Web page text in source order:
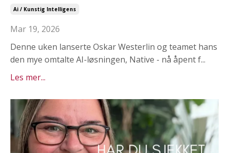
Ai / Kunstig Intelligens
Mar 19, 2026
Denne uken lanserte Oskar Westerlin og teamet hans
den mye omtalte AI-løsningen, Native - nå åpent f...
Les mer...